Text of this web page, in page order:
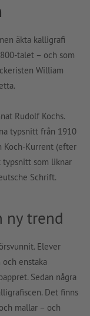
äkta kalligrafi
talet – och som
William
Rudolf Kochs.
typsnitt från 1910
Koch-Kurrent (efter
typsnitt som liknar
Schrift.
ny trend
Elever
enstaka
Sedan några
Det finns
mallar – och